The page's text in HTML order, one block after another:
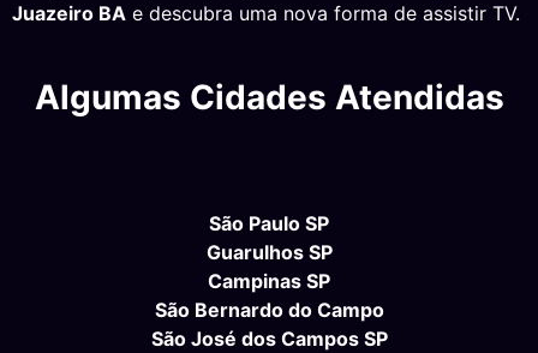
Juazeiro BA e descubra uma nova forma de assistir TV.
Algumas Cidades Atendidas
São Paulo SP
Guarulhos SP
Campinas SP
São Bernardo do Campo
São José dos Campos SP